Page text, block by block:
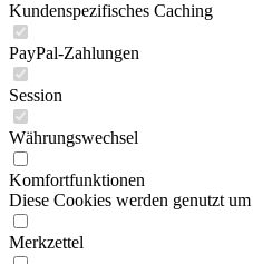
Kundenspezifisches Caching
PayPal-Zahlungen
Session
Währungswechsel
Komfortfunktionen
Diese Cookies werden genutzt
Merkzettel